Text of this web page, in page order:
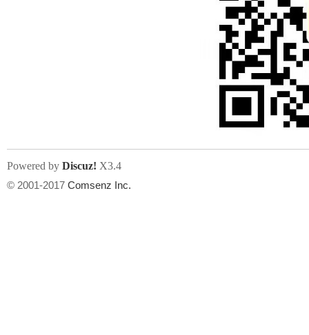
jpg, jpeg, gif, png
上传附件
Powered by Discuz! X3.4
© 2001-2017 Comsenz Inc.